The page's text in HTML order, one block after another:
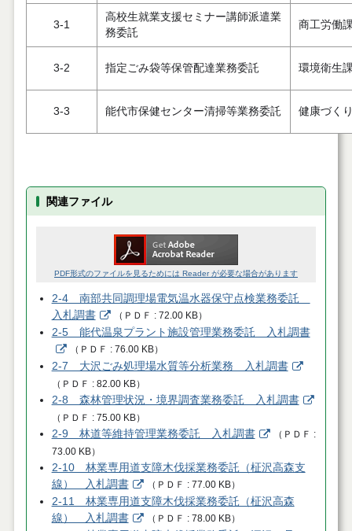
3-1
高校生就業支援セミナー講師派遣業
務委託
商工労働
3-2 指定ごみ袋等保管配達業務委託 環境衛生
3-3 能代市保健センター清掃等業務委託 健康づく
関連ファイル
PDF形式のファイルを見るためには Reader が必要な場合があります
2-4 南部共同調理場電気温水器保守点検業務委託
入札調書
（ ＰＤＦ 72.00 KB）
2-5 能代温泉プラント施設管理業務委託 入札調書
（ ＰＤＦ 76.00 KB）
2-7 大沢ごみ処理場水質等分析業務 入札調書
（ ＰＤＦ 82.00 KB）
2-8 森林管理状況・境界調査業務委託 入札調書
（ ＰＤＦ 75.00 KB）
2-9 林道等維持管理業務委託 入札調書 （ ＰＤＦ
73.00 KB）
2-10 林業専用道支障木伐採業務委託（柾沢高森支
線） 入札調書
（ ＰＤＦ 77.00 KB）
2-11 林業専用道支障木伐採業務委託（柾沢高森
線） 入札調書
（ ＰＤＦ 78.00 KB）